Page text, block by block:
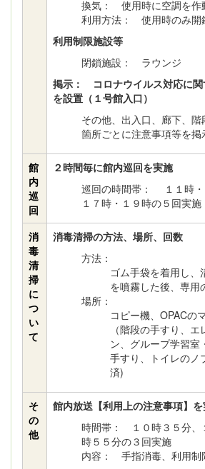
換気： 使用時に空調を作
利用方法： 使用時のみ開
利用制限施設等
閉鎖施設： ラウンジ
掲示： コロナウイルス対応に関
を設置（１号館入口）
その他、出入口、廊下、
箇所ごとに注意事項等を掲
館
内
巡
回
２時間毎に館内巡回を実施
巡回の時間帯： １１時・
１７時・１９時の５回実施
消
毒
清
掃
に
つ
い
て
消毒清掃の方法、場所、回数
方法：
ゴム手袋を着用し、
を噴霧した後、専用
場所：
コピー機、OPACの
（階段の手すり、
ン、グループ学習室
手すり、トイレのノ
済)
そ
の
他
館内放送【利用上の注意事項】
時間帯： １０時３５分、
時５５分の３回実施
内容： 手指消毒、利用制